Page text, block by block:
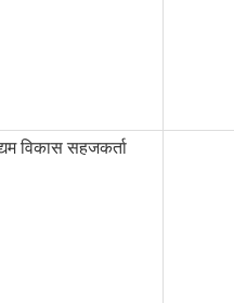
विकास सहजकर्ता